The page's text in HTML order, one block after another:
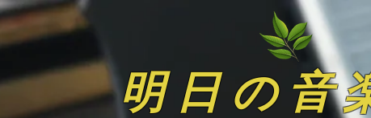
明日の音